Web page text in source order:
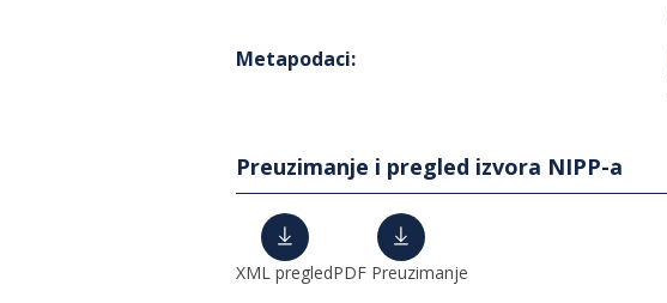
Metapodaci:
Preuzimanje i pregled izvora NIPP-a
XML pregledPDF Preuzimanje